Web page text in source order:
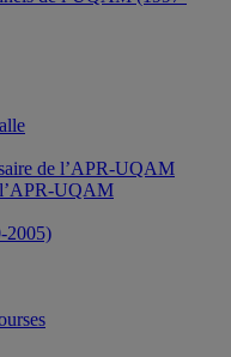
de l’APR-UQAM
l’APR-UQAM
2005)